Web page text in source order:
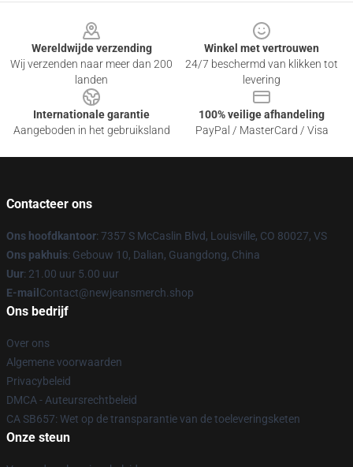
Wereldwijde verzending
Wij verzenden naar meer dan 200
landen
Winkel met vertrouwen
24/7 beschermd van klikken tot
levering
Internationale garantie
Aangeboden in het gebruiksland
100% veilige afhandeling
PayPal / MasterCard / Visa
Contacteer ons
Ons hoofdkantoor: 7357 S McCaslin Blvd, Louisville, CO 80027, VS
Ons pakhuis: Gebouw 10, Dalian, Guangdong, China
Uur: 21.00 uur 5.00 uur
E-mail Contact@newjeansmerch.shop
Ons bedrijf
Over ons
Algemene voorwaarden
Privacybeleid
DMCA - Auteursrechtbeleid
CA SB657: Wet op de transparantie van de toeleveringsketen
Onze steun